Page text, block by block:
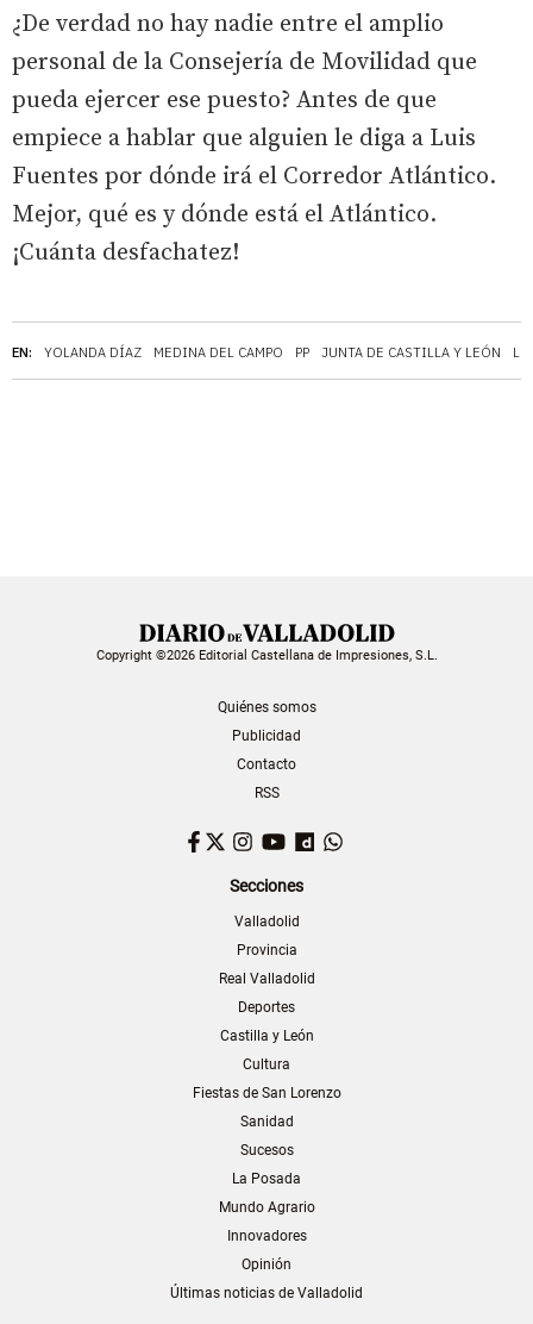
EN: YOLANDA DÍAZ MEDINA DEL CAMPO PP JUNTA DE CASTILLA Y LEÓN
¿De verdad no hay nadie entre el amplio
personal de la Consejería de Movilidad que
pueda ejercer ese puesto? Antes de que
empiece a hablar que alguien le diga a Luis
Fuentes por dónde irá el Corredor Atlántico.
Mejor, qué es y dónde está el Atlántico.
¡Cuánta desfachatez!
Copyright ©2026 Editorial Castellana de Impresiones, S.L.
Quiénes somos
Publicidad
Contacto
RSS
Facebook
TwitterInstagram
YouTubeDailymotion
Secciones
Valladolid
Provincia
Real Valladolid
Deportes
Castilla y León
Cultura
Fiestas de San Lorenzo
Sanidad
Sucesos
La Posada
Mundo Agrario
Innovadores
Opinión
Últimas noticias de Valladolid